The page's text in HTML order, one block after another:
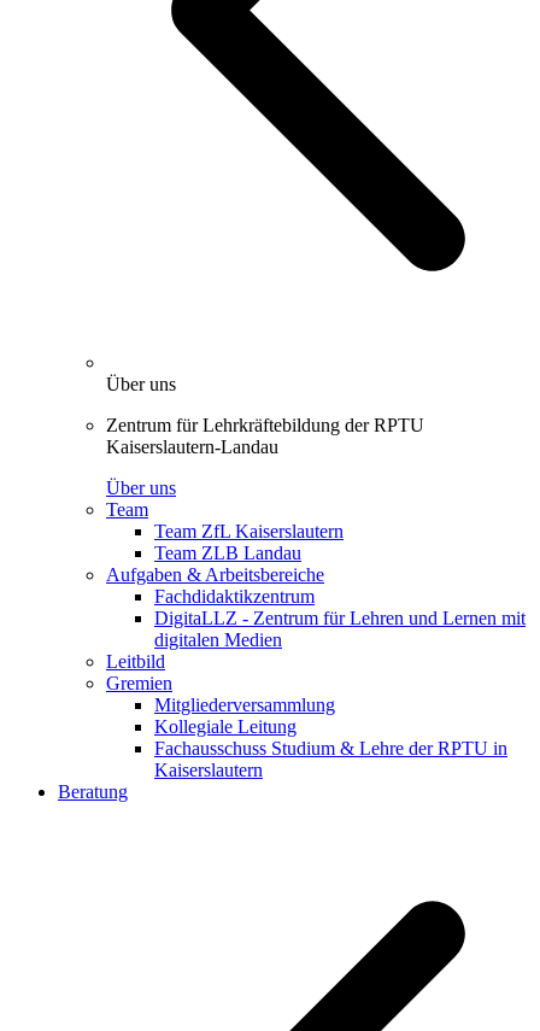
Über uns
Zentrum für Lehrkräftebildung der RPTU
Kaiserslautern-Landau
Über uns
Team
Team ZfL Kaiserslautern
Team ZLB Landau
Aufgaben & Arbeitsbereiche
Fachdidaktikzentrum
DigitaLLZ - Zentrum für Lehren und Lernen mit
digitalen Medien
Leitbild
Gremien
Mitgliederversammlung
Kollegiale Leitung
Fachausschuss Studium & Lehre der RPTU in
Kaiserslautern
Beratung